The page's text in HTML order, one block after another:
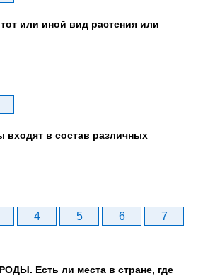
или иной вид растения или
входят в состав различных
4 5 6
7
Есть ли места в стране, где